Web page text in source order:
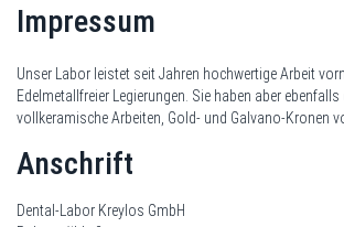
Impressum
Unser Labor leistet seit Jahren hochwertige Arbeit
Edelmetallfreier Legierungen. Sie haben aber
vollkeramische Arbeiten, Gold- und Galvano-Kronen
Anschrift
Dental-Labor Kreylos GmbH